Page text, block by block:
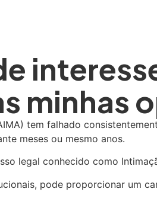
minhas
tem falhado
meses ou mesmo anos.
legal conhecido como
pode proporcionar um